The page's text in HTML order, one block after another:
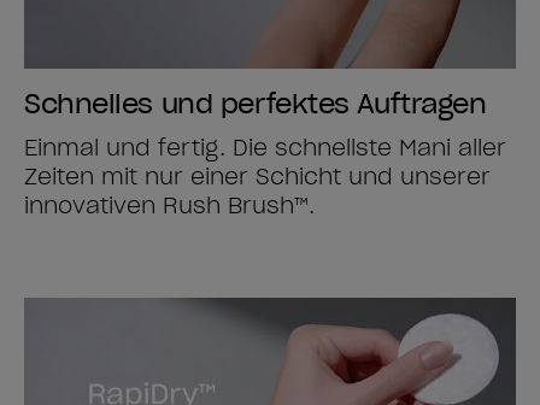
Schnelles und perfektes Auftragen
Einmal und fertig. Die schnellste Mani aller
Zeiten mit nur einer Schicht und unserer
innovativen Rush Brush™.